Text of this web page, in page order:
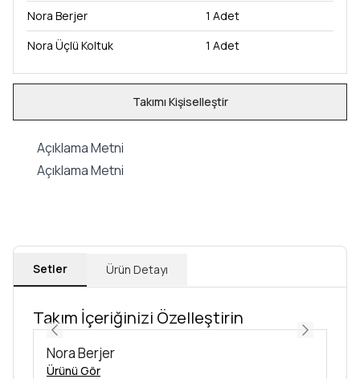
Nora Berjer
1 Adet
Nora Üçlü Koltuk
1 Adet
Takımı Kişiselleştir
Açıklama Metni
Açıklama Metni
Setler Ürün Detayı
Takım İçeriğinizi Özelleştirin
Nora Berjer
Ürünü Gör